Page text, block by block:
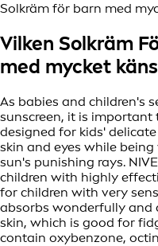
Solkräm för barn med
Vilken Solkräm
med mycket
As babies and children's
sunscreen, it is
designed for kids'
skin and eyes while
sun's punishing rays.
children with highly
for children with very
absorbs wonderfully and
skin, which is good for
contain oxybenzone,